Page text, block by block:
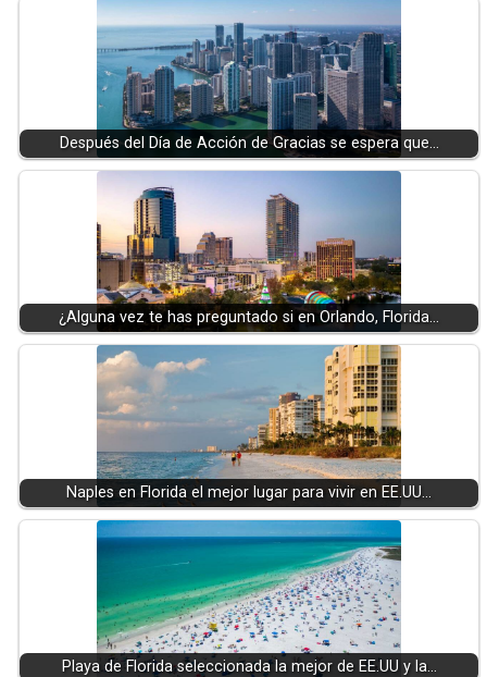
Después del Día de Acción de Gracias se espera que…
¿Alguna vez te has preguntado si en Orlando, Florida…
Naples en Florida el mejor lugar para vivir en EE.UU…
Playa de Florida seleccionada la mejor de EE.UU y la…